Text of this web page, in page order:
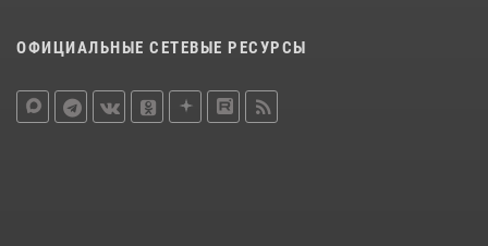
ОФИЦИАЛЬНЫЕ СЕТЕВЫЕ РЕСУРСЫ